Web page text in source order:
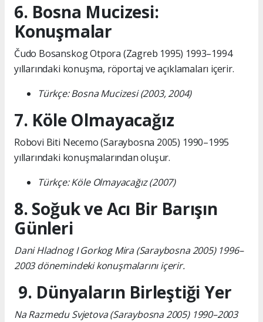
6. Bosna Mucizesi:
Konuşmalar
Čudo Bosanskog Otpora (Zagreb 1995) 1993–1994
yıllarındaki konuşma, röportaj ve açıklamaları içerir.
Türkçe: Bosna Mucizesi (2003, 2004)
7. Köle Olmayacağız
Robovi Biti Necemo (Saraybosna 2005) 1990–1995
yıllarındaki konuşmalarından oluşur.
Türkçe: Köle Olmayacağız (2007)
8. Soğuk ve Acı Bir Barışın
Günleri
Dani Hladnog I Gorkog Mira (Saraybosna 2005) 1996–
2003 dönemindeki konuşmalarını içerir.
9. Dünyaların Birleştiği Yer
Na Razmedu Svjetova (Saraybosna 2005) 1990–2003